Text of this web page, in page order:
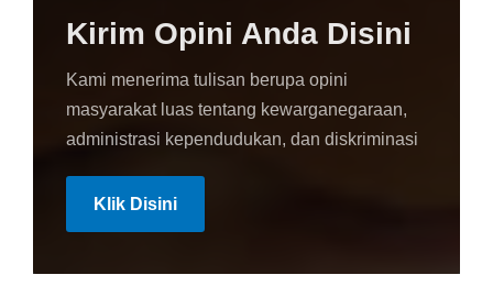
Kirim Opini Anda Disini
Kami menerima tulisan berupa opini
masyarakat luas tentang kewarganegaraan,
administrasi kependudukan, dan diskriminasi
Klik Disini